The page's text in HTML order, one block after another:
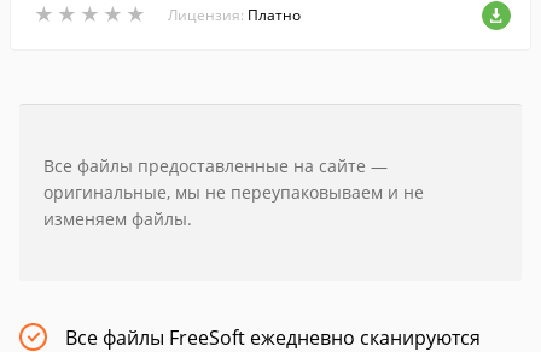
★ ★ ★ ★ ★
★ ★ ★ ★ ★ Лицензия: Платно
Все файлы предоставленные на сайте —
оригинальные, мы не переупаковываем и не
изменяем файлы.
Все файлы FreeSoft ежедневно сканируются